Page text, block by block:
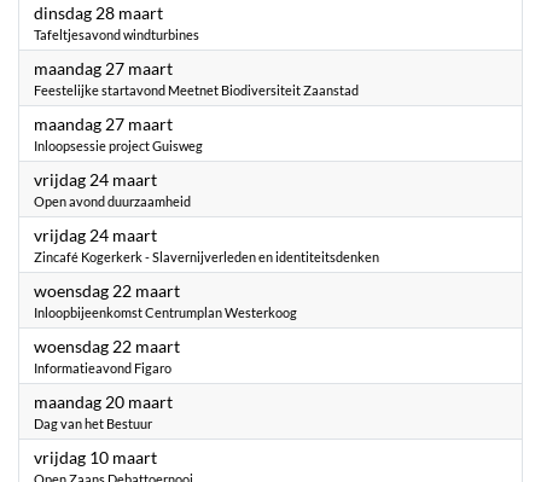
dinsdag 28 maart2023
Tafeltjesavond windturbines
maandag 27 maart2023
Feestelijke startavond Meetnet Biodiversiteit Zaanstad
maandag 27 maart2023
Inloopsessie project Guisweg
vrijdag 24 maart2023
Open avond duurzaamheid
vrijdag 24 maart2023
Zincafé Kogerkerk - Slavernijverleden en identiteitsdenken
woensdag 22 maart2023
Inloopbijeenkomst Centrumplan Westerkoog
woensdag 22 maart2023
Informatieavond Figaro
maandag 20 maart2023
Dag van het Bestuur
vrijdag 10 maart2023